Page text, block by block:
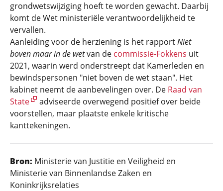
grondwetswijziging hoeft te worden gewacht. Daarbij
komt de Wet ministeriële verantwoordelijkheid te
vervallen.
Aanleiding voor de herziening is het rapportNiet
boven maar in de wetvan de commissie-Fokkens uit
2021, waarin werd onderstreept dat Kamerleden en
bewindspersonen "niet boven de wet staan". Het
kabinet neemt de aanbevelingen over. De Raad van
State
adviseerde overwegend positief over beide
voorstellen, maar plaatste enkele kritische
kanttekeningen.
Bron: Ministerie van Justitie en Veiligheid en
Ministerie van Binnenlandse Zaken en
Koninkrijksrelaties